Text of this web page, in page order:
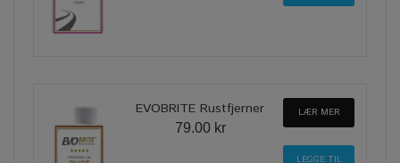
EVOBRITE Rustfjerner
79.00 kr
LÆR MER